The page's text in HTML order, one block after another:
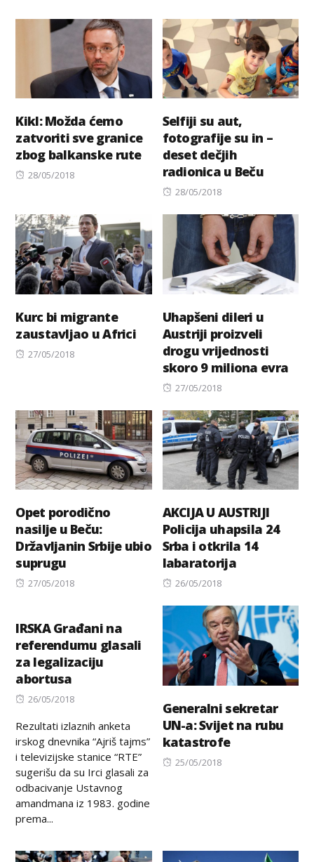
Kikl: Možda ćemo
zatvoriti sve granice
zbog balkanske rute
Posted
28/05/2018
Selfiji su aut,
fotografije su in –
deset dečjih
radionica u Beču
Posted
28/05/2018
Kurc bi migrante
zaustavljao u Africi
Posted
27/05/2018
Uhapšeni dileri u
Austriji proizveli
drogu vrijednosti
skoro 9 miliona evra
Posted
27/05/2018
Opet porodično
nasilje u Beču:
Državljanin Srbije ubio
suprugu
Posted
27/05/2018
AKCIJA U AUSTRIJI
Policija uhapsila 24
Srba i otkrila 14
labaratorija
Posted
26/05/2018
IRSKA Građani na
referendumu glasali
za legalizaciju
abortusa
Posted
26/05/2018
Rezultati izlaznih anketa
irskog dnevnika “Ajriš tajms”
i televizijske stanice “RTE”
sugerišu da su Irci glasali za
odbacivanje Ustavnog
amandmana iz 1983. godine
prema...
Generalni sekretar
UN-a: Svijet na rubu
katastrofe
Posted
25/05/2018